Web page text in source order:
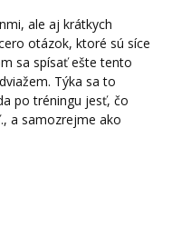
ale aj krátkych
otázok, ktoré sú síce
sa spísať ešte tento
Týka sa to
po tréningu jesť, čo
a samozrejme ako